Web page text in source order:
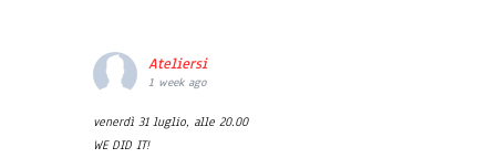
Ateliersi
1 week ago
venerdì 31 luglio, alle 20.00
WE DID IT!